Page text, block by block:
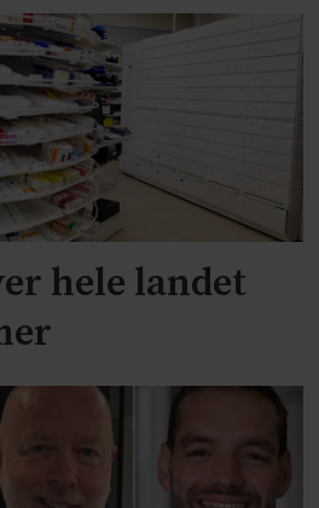
hele landet